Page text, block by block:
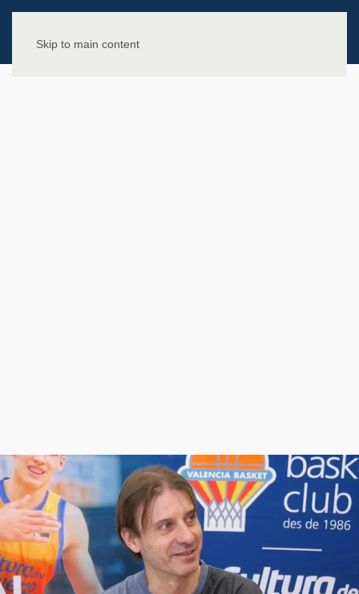
Skip to main content